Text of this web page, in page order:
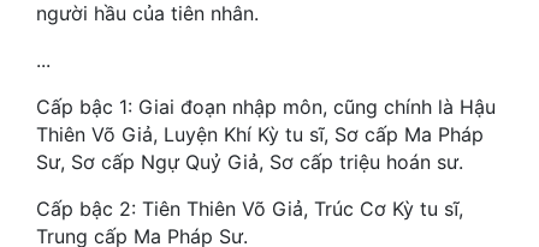
Trinh Thám
Triều Đấu
Trùng Sinh
Trọng Sinh
Tu Chân
người hầu của tiên nhân.
...
Cấp bậc 1: Giai đoạn nhập môn, cũng chính là Hậu
Thiên Võ Giả, Luyện Khí Kỳ tu sĩ, Sơ cấp Ma Pháp
Sư, Sơ cấp Ngự Quỷ Giả, Sơ cấp triệu hoán sư.
Cấp bậc 2: Tiên Thiên Võ Giả, Trúc Cơ Kỳ tu sĩ,
Trung cấp Ma Pháp Sư.